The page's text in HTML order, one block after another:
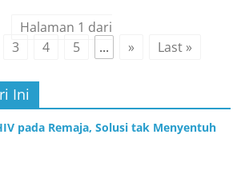
Halaman 1 dari
3 4 5 ... » Last »
Ini
pada Remaja, Solusi tak Menyentuh